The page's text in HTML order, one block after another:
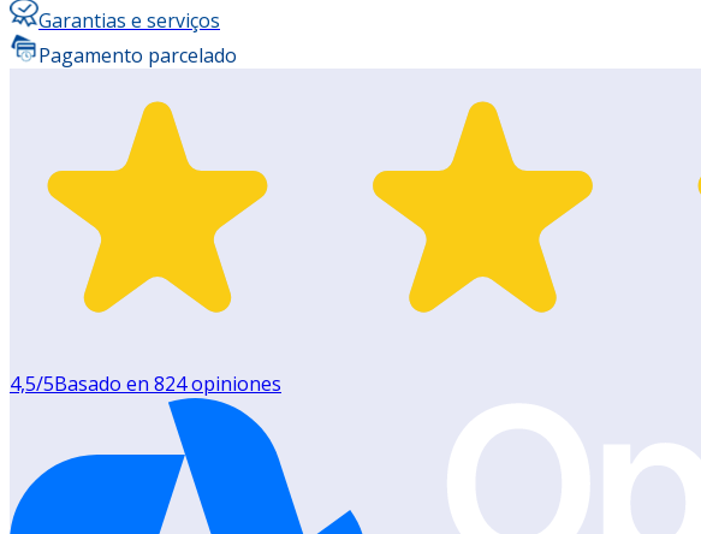
Garantias e serviços
Pagamento parcelado
4,5/5Basado en 824opiniones